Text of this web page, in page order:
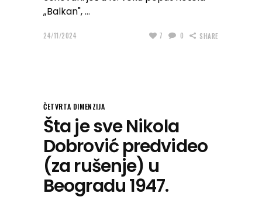
„Balkan",
24/11/2024 7 0 SHARE
ČETVRTA DIMENZIJA
Šta je sve Nikola
Dobrović predvideo
(za rušenje) u
Beogradu 1947.